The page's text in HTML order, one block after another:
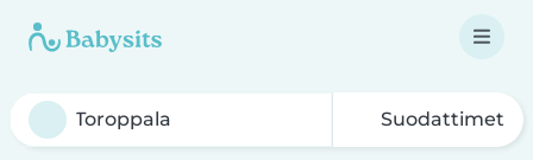
Suodattimet